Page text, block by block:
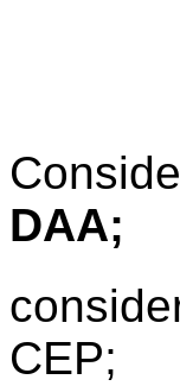
DAA;
CEP;